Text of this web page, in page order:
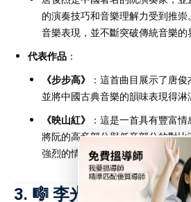
的演奏技巧和音樂理解力受到推
音樂表現，並不斷突破傳統音樂的
代表作品 ：
《步步高》
：這首曲目展示了唐
並將中國古典音樂的韻味表現得淋
《映山紅》
：這是一首具有豐富
將阮的高音部分與低音部分的對
強烈的情感。
3. 🎼李光 （Li Guang）